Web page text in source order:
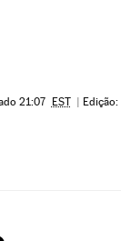
21:07 EST | Edição: